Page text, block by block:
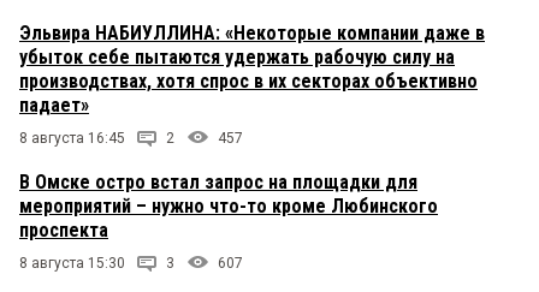
Эльвира НАБИУЛЛИНА: «Некоторые компании даже в
убыток себе пытаются удержать рабочую силу на
производствах, хотя спрос в их секторах объективно
падает»
8 августа 16:45 2 457
В Омске остро встал запрос на площадки для
мероприятий – нужно что-то кроме Любинского
проспекта
8 августа 15:30 3 607